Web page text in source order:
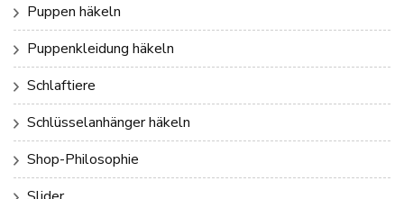
Puppen häkeln
Puppenkleidung häkeln
Schlaftiere
Schlüsselanhänger häkeln
Shop-Philosophie